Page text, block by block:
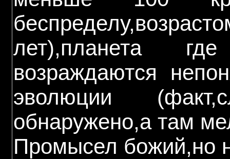
лет),планета
возраждаются
эволюции
обнаружено,а там
Промысел божий,но